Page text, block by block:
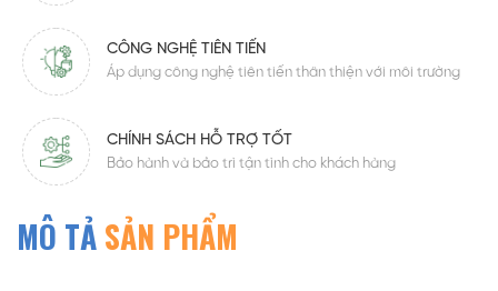
CÔNG NGHỆ TIÊN TIẾN
Áp dụng công nghệ tiên tiến thân thiện với môi trường
CHÍNH SÁCH HỖ TRỢ TỐT
Bảo hành và bảo trì tận tình cho khách hàng
MÔ TẢSẢN PHẨM